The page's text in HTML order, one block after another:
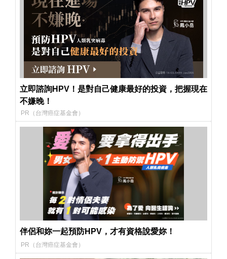
立即諮詢HPV！是對自己健康最好的投資，把握現在
不嫌晚！
PR（台灣癌症基金會）
伴侶和妳一起預防HPV，才有資格說愛妳！
PR（台灣癌症基金會）